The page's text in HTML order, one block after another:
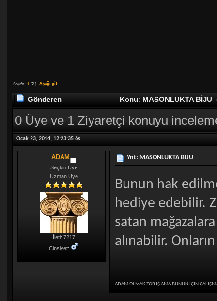
Sayfa: 1 [2] Aşağı git
Gönderen Konu: MASONLUKTA BİJU
0 Üye ve 1 Ziyaretçi konuyu
Ocak 23, 2014, 12:23:35 ös
ADAM
Seçkin Üye
Uzman Uye
İleti: 7217
Cinsiyet:
Ynt: MASONLUKTA BİJU
Bunun hak
hediye edebilir.
satan
alınabilir.
ADAM OLMAK ZOR İŞ AMA BUNUN İÇİN